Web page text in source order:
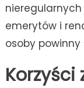
emerytów i
osoby
Korzyści